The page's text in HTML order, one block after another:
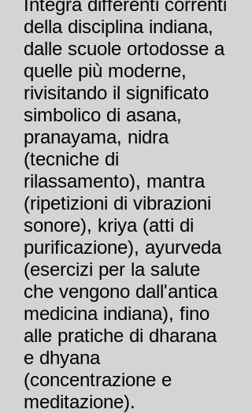
della disciplina indiana,
dalle scuole ortodosse a
quelle più moderne,
rivisitando il significato
simbolico di asana,
pranayama, nidra
(tecniche di
rilassamento), mantra
(ripetizioni di vibrazioni
sonore), kriya (atti di
purificazione), ayurveda
(esercizi per la salute
che vengono dall'antica
medicina indiana), fino
alle pratiche di dharana
e dhyana
(concentrazione e
meditazione).